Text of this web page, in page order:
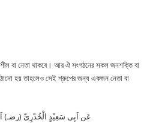
বা নেতা থাকবে। আর ঐ সংগঠনের সকল জনশক্তি বা
হয় তাহলেও সেই গ্রুপের জন্য একজন নেতা বা
عَن اَبِى سَعِيْدٍ الْخُدْرِىِّ (رضـ)